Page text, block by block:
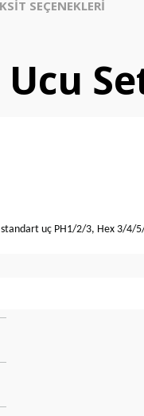
SEÇENEKLERİ
uç PH1/2/3, Hex 3/4/